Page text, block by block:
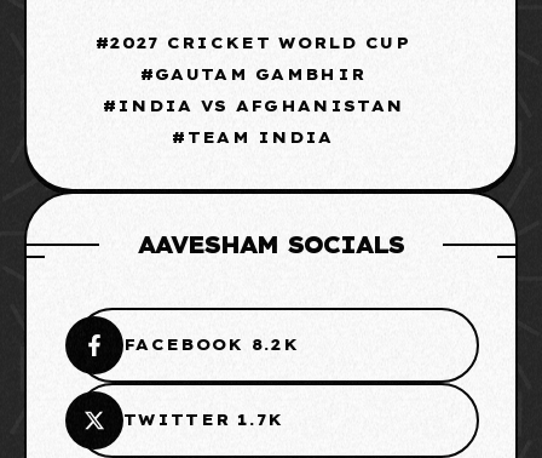
2027 CRICKET WORLD CUP
GAUTAM GAMBHIR
INDIA VS AFGHANISTAN
TEAM INDIA
AAVESHAM SOCIALS
FACEBOOK 8.2K
TWITTER 1.7K